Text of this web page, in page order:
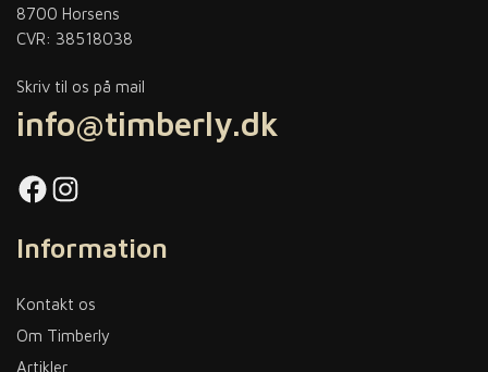
8700 Horsens
CVR: 38518038
Skriv til os på mail
info@timberly.dk
Facebook Instagram
Information
Kontakt os
Om Timberly
Artikler